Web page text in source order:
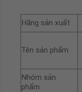
Hãng sản xuất
Tên sản phẩm
Nhóm sản
phẩm